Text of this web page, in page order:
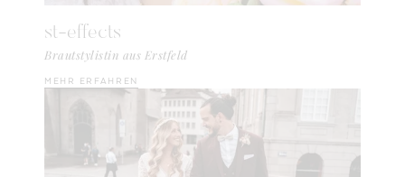
st-effects
Brautstylistin aus Erstfeld
MEHR ERFAHREN